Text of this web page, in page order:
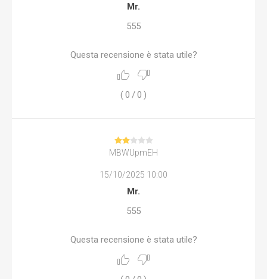
Mr.
555
Questa recensione è stata utile?
(0 /0 )
MBWUpmEH
15/10/2025 10:00
Mr.
555
Questa recensione è stata utile?